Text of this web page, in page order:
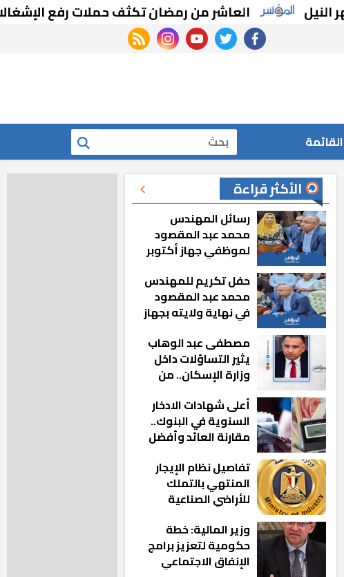
العاشر من رمضان تكثف حملات رفع الإشغالات
facebook
twitter
youtube
instagram
rss feed
القائمة بحث
الأكثر قراءة
رسائل المهندس
محمد عبد المقصود
لموظفي جهاز أكتوبر
مشيت والمدينة
رجعت للخلف»
حفل تكريم للمهندس
محمد عبد المقصود
في نهاية ولايته بجهاز
مصطفى عبد الوهاب
يثير التساؤلات داخل
وزارة الإسكان.. من
المناصب؟
أعلى شهادات الادخار
السنوية في البنوك..
مقارنة العائد وأفضل
تفاصيل نظام الإيجار
المنتهي بالتملك
للأراضي الصناعية
وزير المالية: خطة
حكومية لتعزيز برامج
الإنفاق الاجتماعي